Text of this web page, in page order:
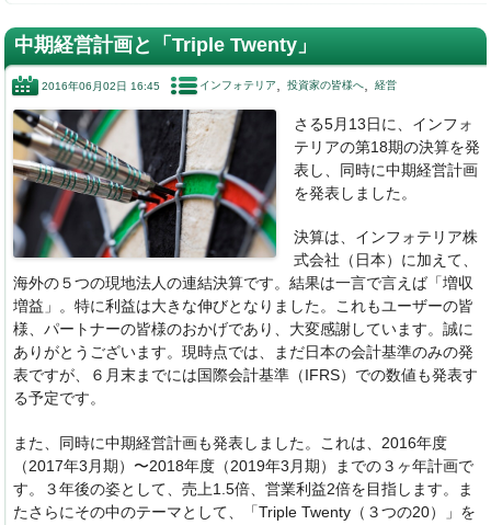
c
e
b
o
o
k
k
e
dI
n
e
e
n
a
中期経営計画と「Triple Twenty」
2016年06月02日 16:45 インフォテリア 投資家の皆様へ 経営
さる5月13日に、インフォ
テリアの第18期の決算を発
表し、同時に中期経営計画
を発表しました。
決算は、インフォテリア株
式会社（日本）に加えて、
海外の５つの現地法人の連結決算です。結果は一言で言えば「増収
増益」。特に利益は大きな伸びとなりました。これもユーザーの皆
様、パートナーの皆様のおかげであり、大変感謝しています。誠に
ありがとうございます。現時点では、まだ日本の会計基準のみの発
表ですが、６月末までには国際会計基準（IFRS）での数値も発表す
る予定です。
また、同時に中期経営計画も発表しました。これは、2016年度
（2017年3月期）〜2018年度（2019年3月期）までの３ヶ年計画で
す。３年後の姿として、売上1.5倍、営業利益2倍を目指します。ま
たさらにその中のテーマとして、「Triple Twenty（３つの20）」を